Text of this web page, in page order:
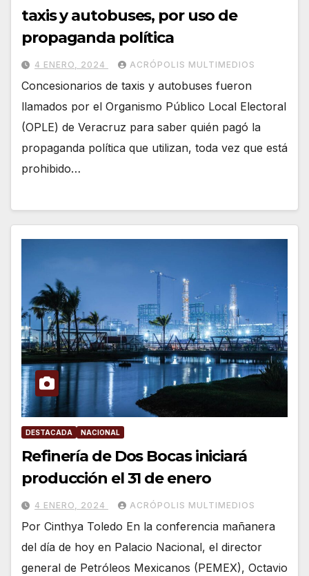
taxis y autobuses, por uso de
propaganda política
4 ENERO, 2024 ACRÓPOLIS MULTIMEDIOS
Concesionarios de taxis y autobuses fueron
llamados por el Organismo Público Local Electoral
(OPLE) de Veracruz para saber quién pagó la
propaganda política que utilizan, toda vez que está
prohibido…
DESTACADA NACIONAL
Refinería de Dos Bocas iniciará
producción el 31 de enero
4 ENERO, 2024 ACRÓPOLIS MULTIMEDIOS
Por Cinthya Toledo En la conferencia mañanera
del día de hoy en Palacio Nacional, el director
general de Petróleos Mexicanos (PEMEX), Octavio